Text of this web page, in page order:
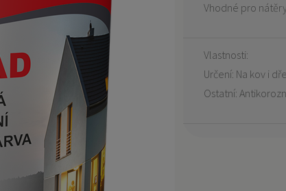
Vhodné pro
Vlastnosti:
Určení: Na kov i
Ostatní: